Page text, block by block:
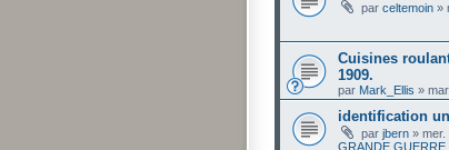
par celtemoin »
Cuisines
1909.
par Mark_Ellis »
identification
par jbern » mer.
GRANDE GUERRE